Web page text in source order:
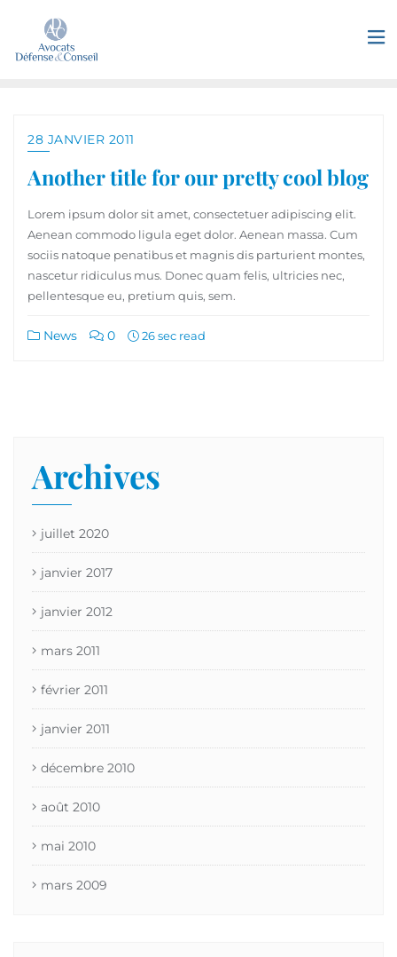
28 JANVIER 2011
Another title for our pretty cool blog
Lorem ipsum dolor sit amet, consectetuer adipiscing elit.
Aenean commodo ligula eget dolor. Aenean massa. Cum
sociis natoque penatibus et magnis dis parturient montes,
nascetur ridiculus mus. Donec quam felis, ultricies nec,
pellentesque eu, pretium quis, sem.
News 0 26 sec read
Archives
juillet 2020
janvier 2017
janvier 2012
mars 2011
février 2011
janvier 2011
décembre 2010
août 2010
mai 2010
mars 2009